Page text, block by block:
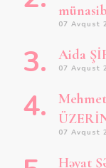
07 Avqust
Aida
07 Avqust
07 Avqust
Həyat